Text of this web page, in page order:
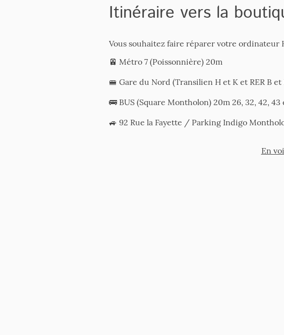
Itinéraire vers la
Vous souhaitez faire réparer votre
🚈 Métro 7 (Poissonnière) 20m
🚝 Gare du Nord (Transilien H et K et RER B et
🚌 BUS (Square Montholon) 20m 26, 32, 42, 43
🚙 92 Rue la Fayette / Parking Indigo
En